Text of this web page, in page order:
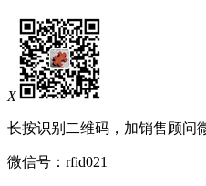
X
长按识别二维码，加销售顾问
微信号： rfid021